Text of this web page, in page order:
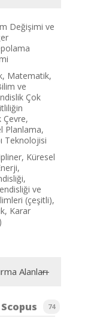
Değişimi ve
Matematik,
ve
Çok
Çevre,
Planlama,
Teknolojisi
Küresel
ve
(çeşitli),
Karar
Alanları
Scopus 74